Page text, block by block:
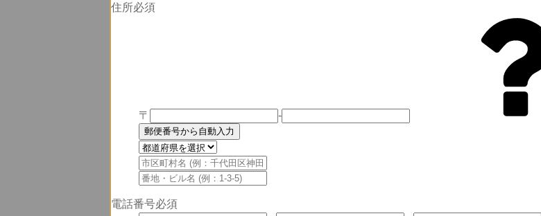
住所必須
〒 -
郵便番号から自動入力
電話番号必須